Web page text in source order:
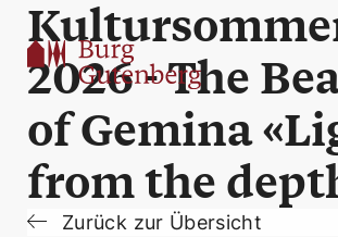
2026 - The
of Gemina
from the
Zurück zur Übersicht